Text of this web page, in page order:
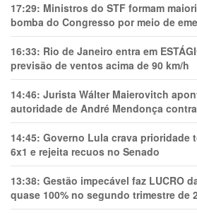
17:29: Ministros do STF formam
bomba do Congresso por meio de
16:33: Rio de Janeiro entra em
previsão de ventos acima de 90 km/h
14:46: Jurista Wálter Maierovitch
autoridade de André Mendonça
14:45: Governo Lula crava prioridade
6x1 e rejeita recuos no Senado
13:38: Gestão impecável faz LUCRO
quase 100% no segundo trimestre de